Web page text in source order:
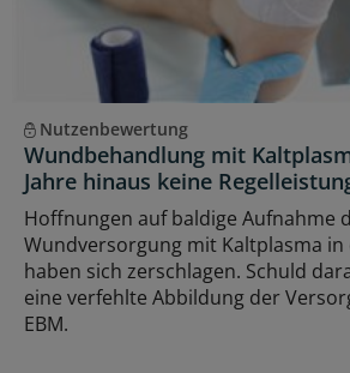
Nutzenbewertung
Wundbehandlung mit
Jahre hinaus keine
Hoffnungen auf baldige Aufnahme
Wundversorgung mit Kaltplasma in
haben sich zerschlagen. Schuld
eine verfehlte Abbildung der
EBM.